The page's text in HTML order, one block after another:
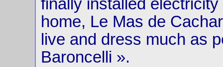
finally installed
home, Le Mas de
live and dress much as
Baroncelli ».